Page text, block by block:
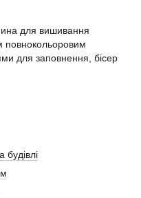
для вишивання
повнокольоровим
для заповнення, бісер
будівлі